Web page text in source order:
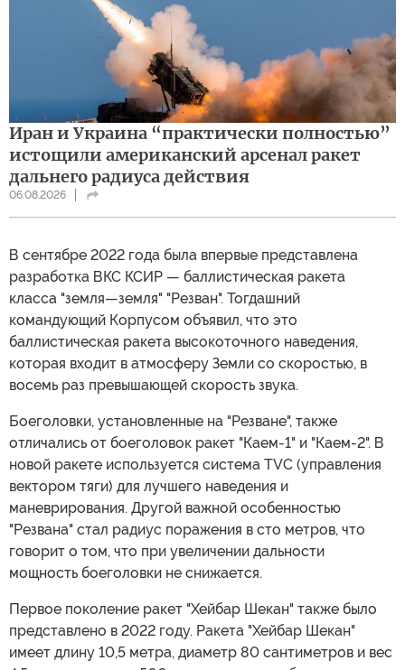
Иран и Украина “практически полностью”
истощили американский арсенал ракет
дальнего радиуса действия
06.08.2026
В сентябре 2022 года была впервые представлена
разработка ВКС КСИР — баллистическая ракета
класса "земля—земля" "Резван". Тогдашний
командующий Корпусом объявил, что это
баллистическая ракета высокоточного наведения,
которая входит в атмосферу Земли со скоростью, в
восемь раз превышающей скорость звука.
Боеголовки, установленные на "Резване", также
отличались от боеголовок ракет "Каем-1" и "Каем-2". В
новой ракете используется система TVC (управления
вектором тяги) для лучшего наведения и
маневрирования. Другой важной особенностью
"Резвана" стал радиус поражения в сто метров, что
говорит о том, что при увеличении дальности
мощность боеголовки не снижается.
Первое поколение ракет "Хейбар Шекан" также было
представлено в 2022 году. Ракета "Хейбар Шекан"
имеет длину 10,5 метра, диаметр 80 сантиметров и вес